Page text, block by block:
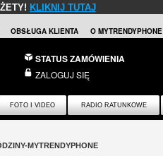
KLIKNIJ TUTAJ
OBSŁUGA KLIENTA O MYTRENDYPHONE
STATUS ZAMÓWIENIA
ZALOGUJ SIĘ
FOTO I VIDEO RADIO RATUNKOWE